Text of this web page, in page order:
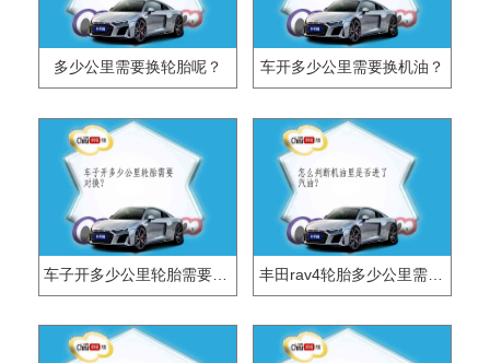
多少公里需要换轮胎呢？ 车开多少公里需要换机油？
丰田rav4轮胎多少公里需要换？